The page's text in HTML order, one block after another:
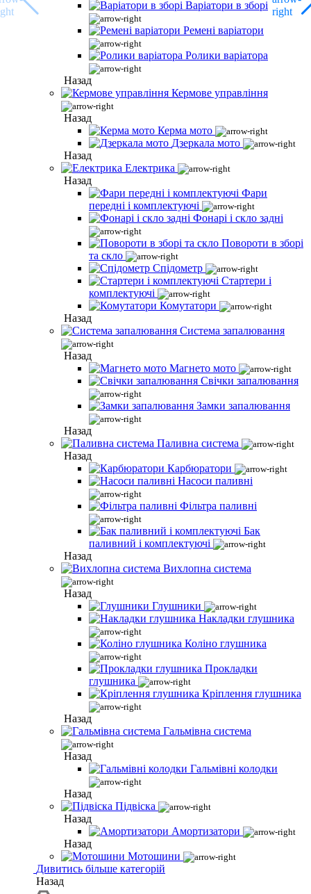
Варіатори в зборі
Ремені варіатори
Ролики варіатора
Назад
Кермове управління
Назад
Керма мото
Дзеркала мото
Назад
Електрика
Назад
Фари
передні і комплектуючі
Фонарі і скло задні
Повороти в зборі
та скло
Спідометр
Стартери і
комплектуючі
Комутатори
Назад
Система запалювання
Назад
Магнето мото
Свічки запалювання
Замки запалювання
Назад
Паливна система
Назад
Карбюратори
Насоси паливні
Фільтра паливні
Бак
паливний і комплектуючі
Назад
Вихлопна система
Назад
Глушники
Накладки глушника
Коліно глушника
Прокладки
глушника
Кріплення глушника
Назад
Гальмівна система
Назад
Гальмівні колодки
Назад
Підвіска
Назад
Амортизатори
Назад
Мотошини
Дивитись більше категорій
Назад